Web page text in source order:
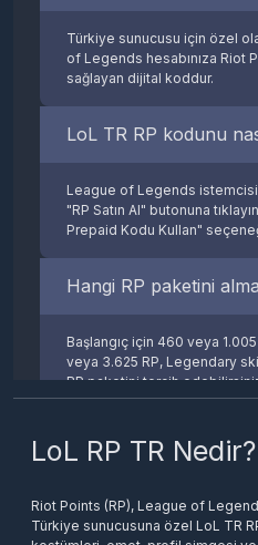
Türkiye sunucusu için özel
of Legends hesabınıza Riot
sağlayan dijital koddur.
LoL TR RP kodunu
League of Legends
"RP Satın Al" butonuna
Prepaid Kodu Kullan"
Hangi RP paketini
Başlangıç için 460 veya
veya 3.625 RP, Legendary
RP paketini tercih
LoL TR kodu EU West
mı?
Hayır. TR bölgesi RP kodları
sunucusundaki hesaplarda
LoL RP TR Nedir?
Riot Points (RP), League of
Türkiye sunucusuna özel LoL TR